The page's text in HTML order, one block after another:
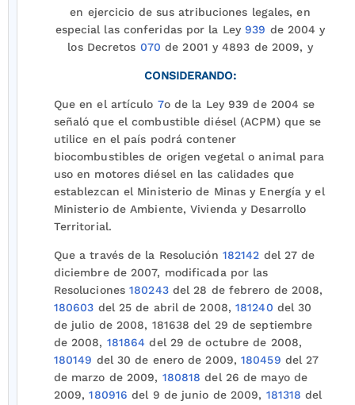
en ejercicio de sus atribuciones legales, en
especial las conferidas por la Ley 939 de 2004 y
los Decretos 070 de 2001 y 4893 de 2009, y
CONSIDERANDO:
Que en el artículo 7o de la Ley 939 de 2004 se
señaló que el combustible diésel (ACPM) que se
utilice en el país podrá contener
biocombustibles de origen vegetal o animal para
uso en motores diésel en las calidades que
establezcan el Ministerio de Minas y Energía y el
Ministerio de Ambiente, Vivienda y Desarrollo
Territorial.
Que a través de la Resolución 182142 del 27 de
diciembre de 2007, modificada por las
Resoluciones180243del 28 de febrero de 2008,
180603 del 25 de abril de 2008,181240 del 30
de julio de 2008, 181638 del 29 de septiembre
de 2008, 181864 del 29 de octubre de 2008,
180149 del 30 de enero de 2009,180459 del 27
de marzo de 2009, 180818 del 26 de mayo de
2009,180916 del 9 de junio de 2009, 181318 del